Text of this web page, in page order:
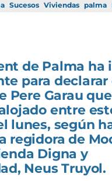
Sucesos Viviendas palma
de Palma ha
para declarar
Pere Garau
entre
lunes, según
regidora de
Digna y
Neus Truyol.